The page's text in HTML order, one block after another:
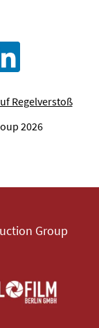
Regelverstoß
2026
Group